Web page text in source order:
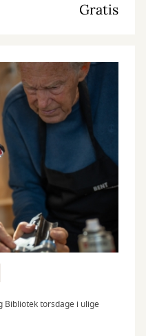
Gratis
Bibliotek torsdage i ulige